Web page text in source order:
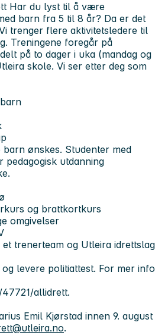
Har du lyst til å være
barn fra 5 til 8 år? Da er det
trenger flere aktivitetsledere til
Treningene foregår på
på to dager i uka (mandag og
skole. Vi ser etter deg som
ønskes. Studenter med
pedagogisk utdanning
og brattkortkurs
omgivelser
trenerteam og Utleira idrettslag
levere politiattest. For mer info
allidrett.
Emil Kjørstad innen 9. august
.